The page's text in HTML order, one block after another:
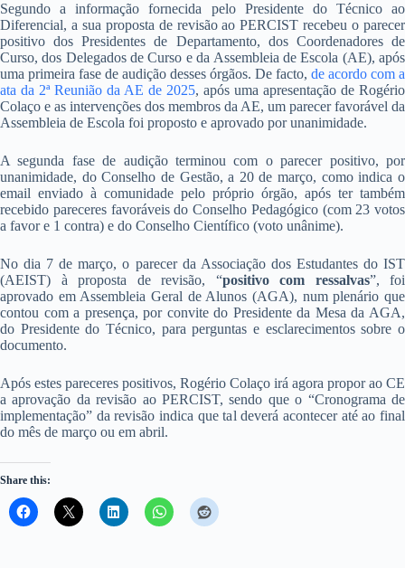
Segundo a informação fornecida pelo Presidente do Técnico ao
Diferencial, a sua proposta de revisão ao PERCIST recebeu o parecer
positivo dos Presidentes de Departamento, dos Coordenadores de
Curso, dos Delegados de Curso e da Assembleia de Escola (AE), após
uma primeira fase de audição desses órgãos. De facto, de acordo com a
ata da 2ª Reunião da AE de 2025, após uma apresentação de Rogério
Colaço e as intervenções dos membros da AE, um parecer favorável da
Assembleia de Escola foi proposto e aprovado por unanimidade.
A segunda fase de audição terminou com o parecer positivo, por
unanimidade, do Conselho de Gestão, a 20 de março, como indica o
email enviado à comunidade pelo próprio órgão, após ter também
recebido pareceres favoráveis do Conselho Pedagógico (com 23 votos
a favor e 1 contra) e do Conselho Científico (voto unânime).
No dia 7 de março, o parecer da Associação dos Estudantes do IST
(AEIST) à proposta de revisão, “positivo com ressalvas”, foi
aprovado em Assembleia Geral de Alunos (AGA), num plenário que
contou com a presença, por convite do Presidente da Mesa da AGA,
do Presidente do Técnico, para perguntas e esclarecimentos sobre o
documento.
Após estes pareceres positivos, Rogério Colaço irá agora propor ao CE
a aprovação da revisão ao PERCIST, sendo que o “Cronograma de
implementação” da revisão indica que tal deverá acontecer até ao final
do mês de março ou em abril.
Share this: